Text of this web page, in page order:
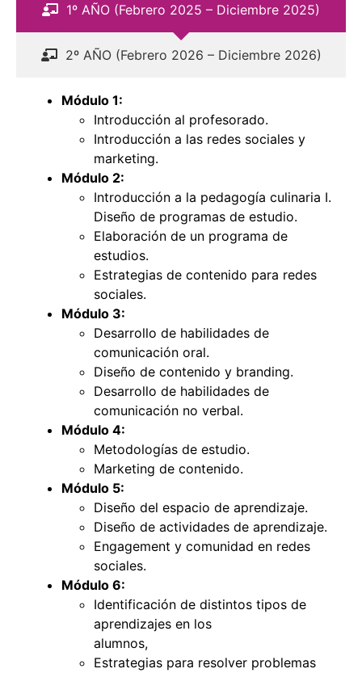
1º AÑO (Febrero 2025 – Diciembre 2025)
2º AÑO (Febrero 2026 – Diciembre 2026)
Módulo 1:
Introducción al profesorado.
Introducción a las redes sociales y
marketing.
Módulo 2:
Introducción a la pedagogía culinaria I.
Diseño de programas de estudio.
Elaboración de un programa de
estudios.
Estrategias de contenido para redes
sociales.
Módulo 3:
Desarrollo de habilidades de
comunicación oral.
Diseño de contenido y branding.
Desarrollo de habilidades de
comunicación no verbal.
Módulo 4:
Metodologías de estudio.
Marketing de contenido.
Módulo 5:
Diseño del espacio de aprendizaje.
Diseño de actividades de aprendizaje.
Engagement y comunidad en redes
sociales.
Módulo 6:
Identificación de distintos tipos de
aprendizajes en los
alumnos,
Estrategias para resolver problemas